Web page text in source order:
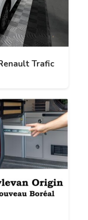
Trafic